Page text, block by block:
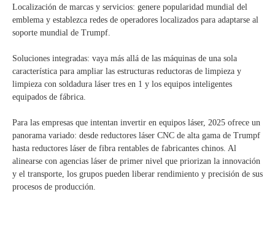
Localización de marcas y servicios: genere popularidad mundial del
emblema y establezca redes de operadores localizados para adaptarse al
soporte mundial de Trumpf.
Soluciones integradas: vaya más allá de las máquinas de una sola
característica para ampliar las estructuras reductoras de limpieza y
limpieza con soldadura láser tres en 1 y los equipos inteligentes
equipados de fábrica.
Para las empresas que intentan invertir en equipos láser, 2025 ofrece un
panorama variado: desde reductores láser CNC de alta gama de Trumpf
hasta reductores láser de fibra rentables de fabricantes chinos. Al
alinearse con agencias láser de primer nivel que priorizan la innovación
y el transporte, los grupos pueden liberar rendimiento y precisión de sus
procesos de producción.